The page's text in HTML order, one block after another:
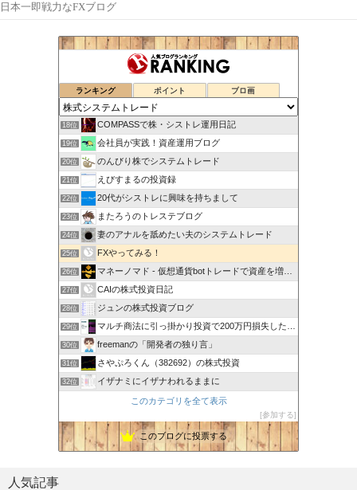
日本一即戦力なFXブログ
ランキング ポイント ブロ画
18位 COMPASSで株・シストレ運用日記
19位 会社員が実践！資産運用ブログ
20位 のんびり株でシステムトレード
21位 えびすまるの投資録
22位 20代がシストレに興味を持ちまして
23位 またろうのトレステブログ
24位 妻のアナルを舐めたい夫のシステムトレード
25位 FXやってみる！
26位 マネーノマド - 仮想通貨botトレードで資産を増やす！
27位 CAIの株式投資日記
28位 ジュンの株式投資ブログ
29位 マルチ商法に引っ掛かり投資で200万円損失した20代会社員
30位 freemanの「開発者の独り言」
31位 さやぷろくん（382692）の株式投資
32位 イザナミにイザナわれるままに
このカテゴリを全て表示
参加する
このブログに投票する
人気記事